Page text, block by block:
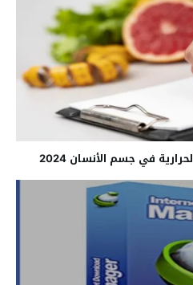
في جسم الأنسان 2024